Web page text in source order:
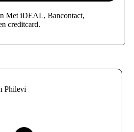
Met iDEAL, Bancontact,
creditcard.